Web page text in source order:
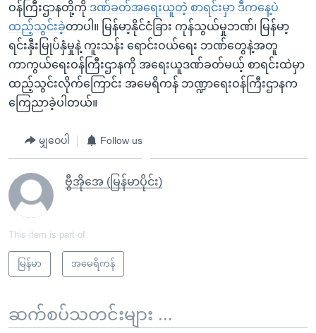
ဝန်ကြီးဌာနတို့ကို ဒဏ်ခတ်အရေးယူတဲ့ စာရင်းမှာ ဒီကနေ့ပဲ
ထည့်သွင်းခဲ့တာပါ။ မြန်မာ့နိုင်ငံခြား ကုန်သွယ်မှုဘဏ်၊ မြန်မာ့
ရင်းနှီးမြုပ်နှံမှုနဲ့ ကူးသန်း ရောင်းဝယ်ရေး ဘဏ်တွေနဲ့အတူ
ကာကွယ်ရေးဝန်ကြီးဌာနကို အရေးယူဒဏ်ခတ်မယ့် စာရင်းထဲမှာ
ထည့်သွင်းလိုက်ကြောင်း အမေရိကန် ဘဏ္ဍာရေးဝန်ကြီးဌာနက
ကြေညာခဲ့ပါတယ်။
မျှဝေပါ Follow us
ဗွီအိုအေ (မြန်မာပိုင်း)
This item is part of
မြန်မာ အမေရိကန်
ဆက်စပ်သတင်းများ ...